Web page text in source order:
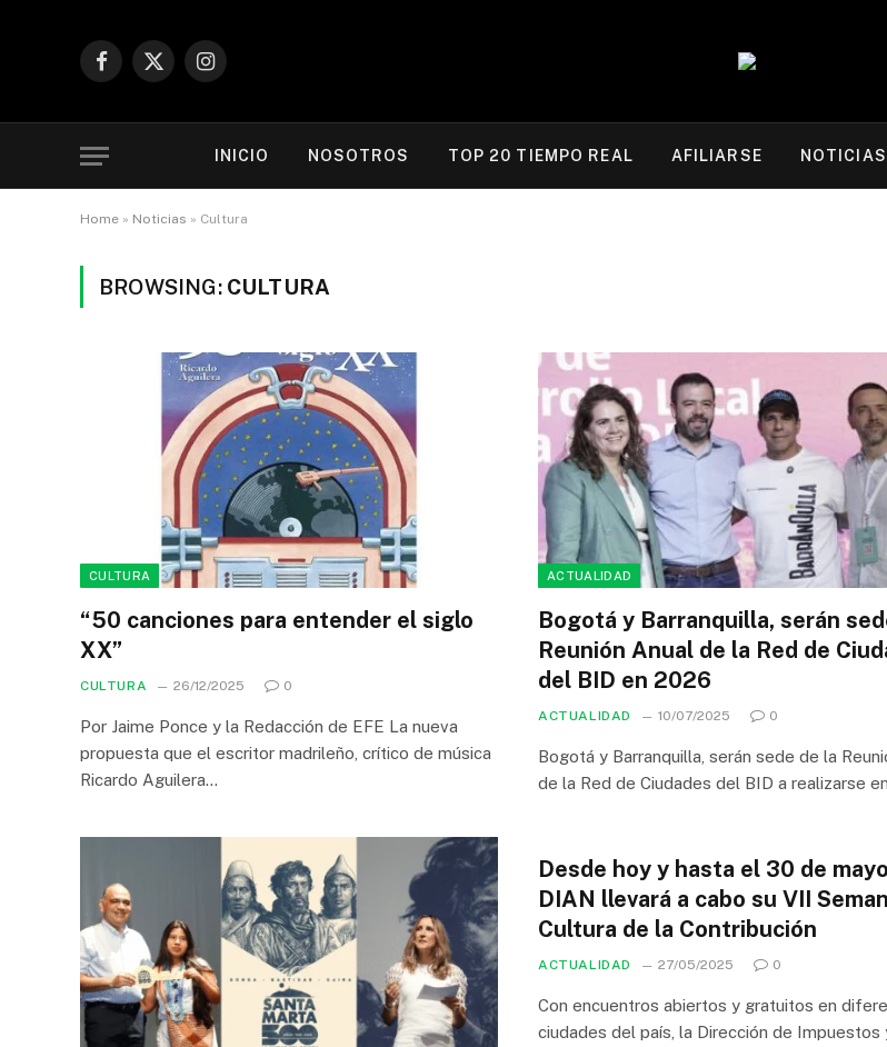
Facebook
X
Instagram
INICIO NOSOTROS TOP 20 TIEMPO REAL AFILIARSE NOTICIAS
Home » Noticias » Cultura
BROWSING: CULTURA
CULTURA
“50 canciones para entender el siglo
XX”
CULTURA 26/12/2025 0
Por Jaime Ponce y la Redacción de EFE La nueva
propuesta que el escritor madrileño, crítico de música
Ricardo Aguilera…
ACTUALIDAD
Bogotá y Barranquilla, serán
Reunión Anual de la Red de
del BID en 2026
ACTUALIDAD 10/07/2025 0
Bogotá y Barranquilla, serán sede de la
de la Red de Ciudades del BID a realizarse
Desde hoy y hasta el 30 de
DIAN llevará a cabo su VII
Cultura de la Contribución
ACTUALIDAD 27/05/2025 0
Con encuentros abiertos y gratuitos en
ciudades del país, la Dirección de Impuestos